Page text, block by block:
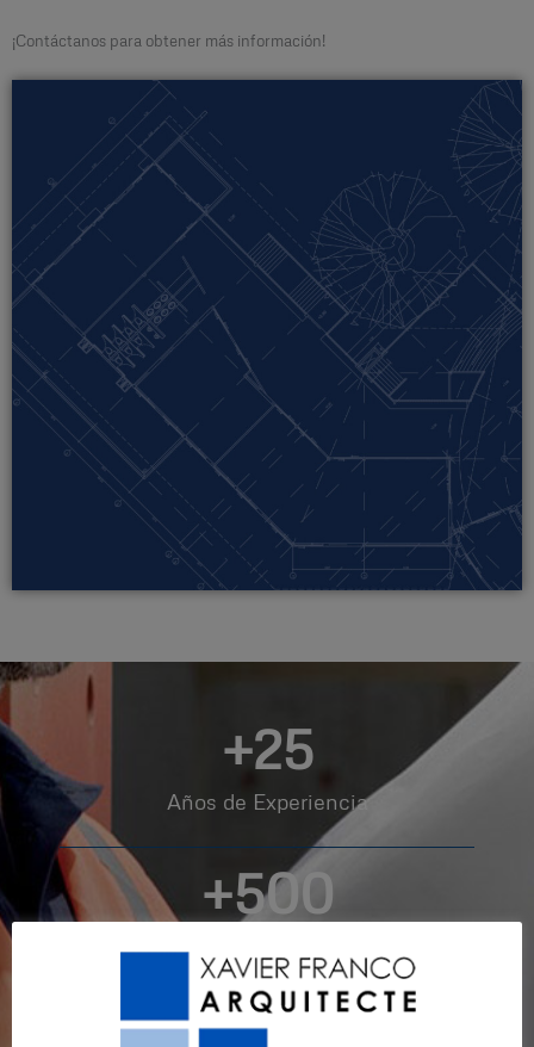
¡Contáctanos para obtener más información!
Años de Experiencia
+25
+500